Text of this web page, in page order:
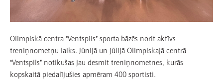
Olimpiskā centra “Ventspils” sporta bāzēs norit aktīvs
treniņnometņu laiks. Jūnijā un jūlijā Olimpiskajā centrā
“Ventspils” notikušas jau desmit treniņnometnes, kurās
kopskaitā piedalījušies apmēram 400 sportisti.